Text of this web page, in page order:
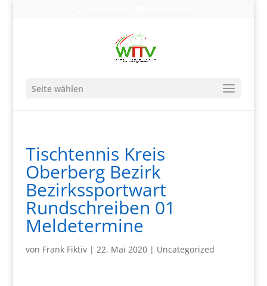
Seite wählen
Tischtennis Kreis
Oberberg Bezirk
Bezirkssportwart
Rundschreiben 01
Meldetermine
von Frank Fiktiv| 22. Mai 2020| Uncategorized